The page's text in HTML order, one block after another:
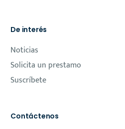
De interés
Noticias
Solicita un prestamo
Suscríbete
Contáctenos